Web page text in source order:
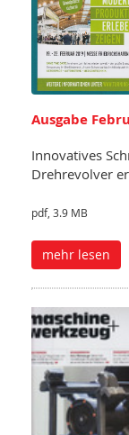
Ausgabe
Innovatives
Drehrevolver
pdf, 3.9 MB
mehr lesen